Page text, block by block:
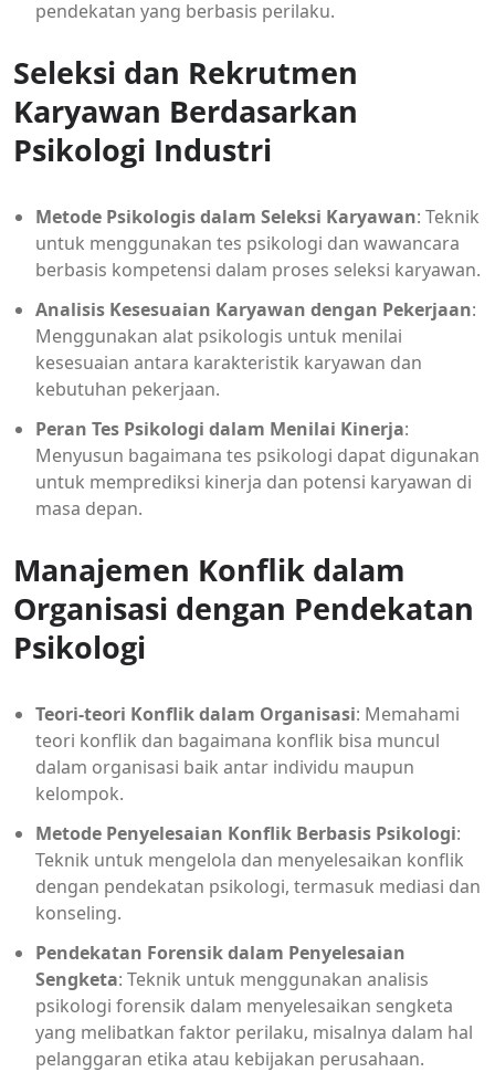
pendekatan yang berbasis perilaku.
Seleksi dan Rekrutmen
Karyawan Berdasarkan
Psikologi Industri
Metode Psikologis dalam Seleksi Karyawan: Teknik
untuk menggunakan tes psikologi dan wawancara
berbasis kompetensi dalam proses seleksi karyawan.
Analisis Kesesuaian Karyawan dengan Pekerjaan:
Menggunakan alat psikologis untuk menilai
kesesuaian antara karakteristik karyawan dan
kebutuhan pekerjaan.
Peran Tes Psikologi dalam Menilai Kinerja:
Menyusun bagaimana tes psikologi dapat digunakan
untuk memprediksi kinerja dan potensi karyawan di
masa depan.
Manajemen Konflik dalam
Organisasi dengan Pendekatan
Psikologi
Teori-teori Konflik dalam Organisasi: Memahami
teori konflik dan bagaimana konflik bisa muncul
dalam organisasi baik antar individu maupun
kelompok.
Metode Penyelesaian Konflik Berbasis Psikologi:
Teknik untuk mengelola dan menyelesaikan konflik
dengan pendekatan psikologi, termasuk mediasi dan
konseling.
Pendekatan Forensik dalam Penyelesaian
Sengketa: Teknik untuk menggunakan analisis
psikologi forensik dalam menyelesaikan sengketa
yang melibatkan faktor perilaku, misalnya dalam hal
pelanggaran etika atau kebijakan perusahaan.